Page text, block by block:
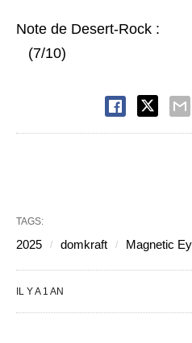
Note de Desert-Rock :
(7/10)
TAGS:
2025 domkraft Magnetic
IL Y A 1 AN